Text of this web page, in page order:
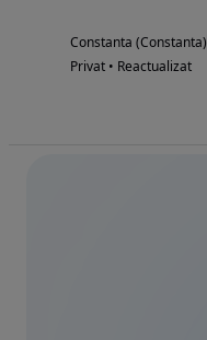
Constanta (Constanta)
Privat • Reactualizat